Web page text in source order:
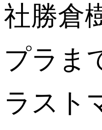
社勝倉
プラま
ラスト